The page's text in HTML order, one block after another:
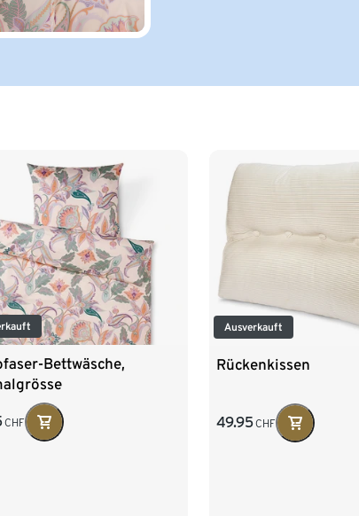
Bettwäsche,
CHF
Ausverkauft
Rückenkissen
49.95CHF